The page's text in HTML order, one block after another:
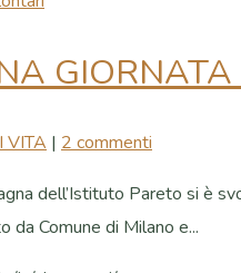
VITA | 2 commenti
dell’Istituto Pareto si è
da Comune di Milano e...